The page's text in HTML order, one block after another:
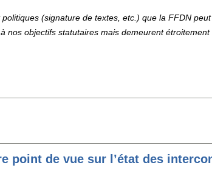
(signature de textes, etc.) que la FFDN
objectifs statutaires mais demeurent étroitement
point de vue sur l’état des